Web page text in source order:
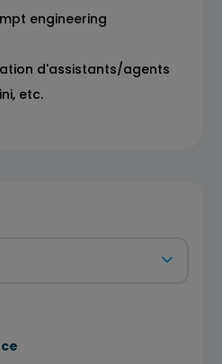
engineering
d'assistants/agents
etc.